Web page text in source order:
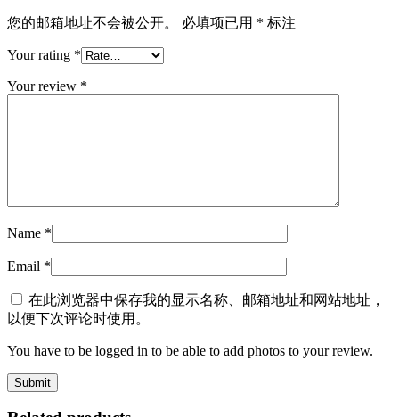
您的邮箱地址不会被公开。 必填项已用 * 标注
Your rating *
Your review *
Name *
Email *
在此浏览器中保存我的显示名称、邮箱地址和网站地址，
以便下次评论时使用。
You have to be logged in to be able to add photos to your review.